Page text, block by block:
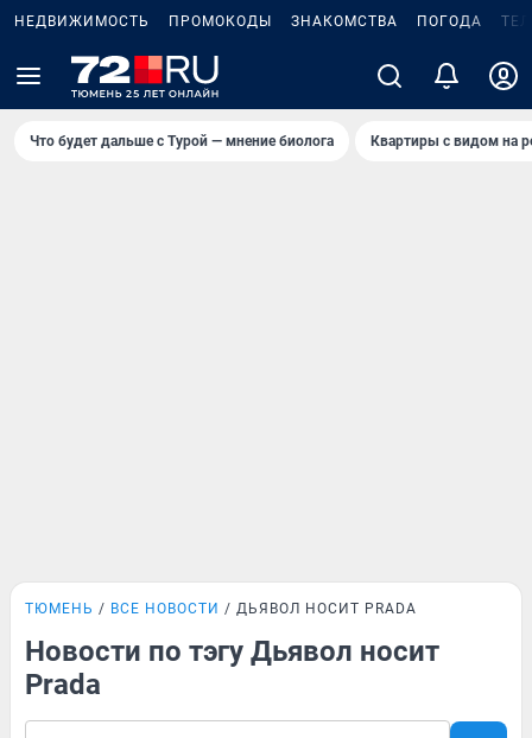
НЕДВИЖИМОСТЬ ПРОМОКОДЫ ЗНАКОМСТВА ПОГОДА
Что будет дальше с Турой — мнение биолога Квартиры с видом на
ТЮМЕНЬ ВСЕ НОВОСТИ ДЬЯВОЛ НОСИТ PRADA
Новости по тэгу Дьявол носит
Prada